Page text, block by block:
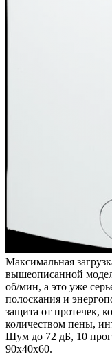
Максимальная
вышеописанной
об/мин, а это уже
полоскания и
защита от протечек,
количеством пены,
Шум до 72 дБ, 10
90х40х60.